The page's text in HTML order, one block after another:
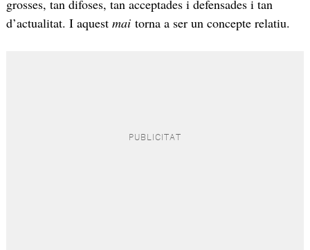
grosses, tan difoses, tan acceptades i defensades i tan
d’actualitat. I aquest maitorna a ser un concepte relatiu.